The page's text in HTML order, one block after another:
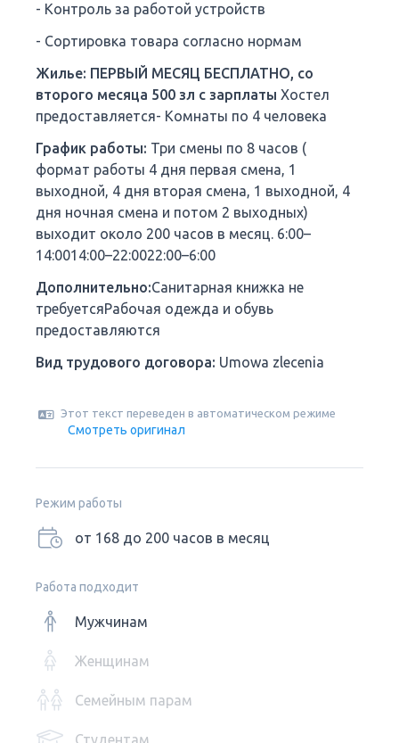
- Контроль за работой устройств
- Сортировка товара согласно нормам
Жилье: ПЕРВЫЙ МЕСЯЦ БЕСПЛАТНО, со
второго месяца 500 зл с зарплаты Хостел
предоставляется- Комнаты по 4 человека
График работы: Три смены по 8 часов (
формат работы 4 дня первая смена, 1
выходной, 4 дня вторая смена, 1 выходной, 4
дня ночная смена и потом 2 выходных)
выходит около 200 часов в месяц. 6:00–
14:0014:00–22:0022:00–6:00
Дополнительно:Санитарная книжка не
требуетсяРабочая одежда и обувь
предоставляются
Вид трудового договора: Umowa zlecenia
Этот текст переведен в автоматическом режиме
Смотреть оригинал
Режим работы
от 168 до 200 часов в месяц
Работа подходит
Мужчинам
Женщинам
Семейным парам
Студентам